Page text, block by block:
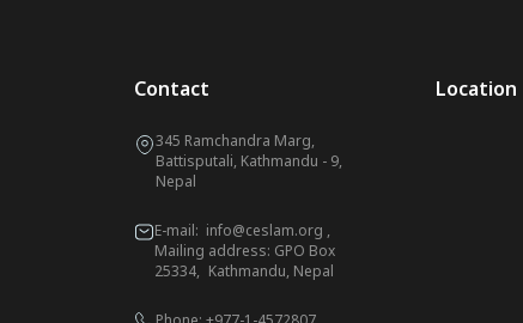
Contact
345 Ramchandra Marg,
Battisputali, Kathmandu - 9,
Nepal
E-mail: info@ceslam.org ,
Mailing address: GPO Box
25334, Kathmandu, Nepal
Location